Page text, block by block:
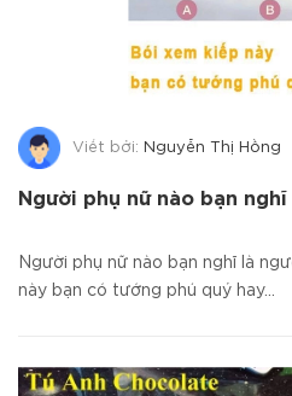
Viết bởi: Nguyễn Thị Hồng
Người phụ nữ nào bạn
Người phụ nữ nào bạn nghĩ là
này bạn có tướng phú quý hay...